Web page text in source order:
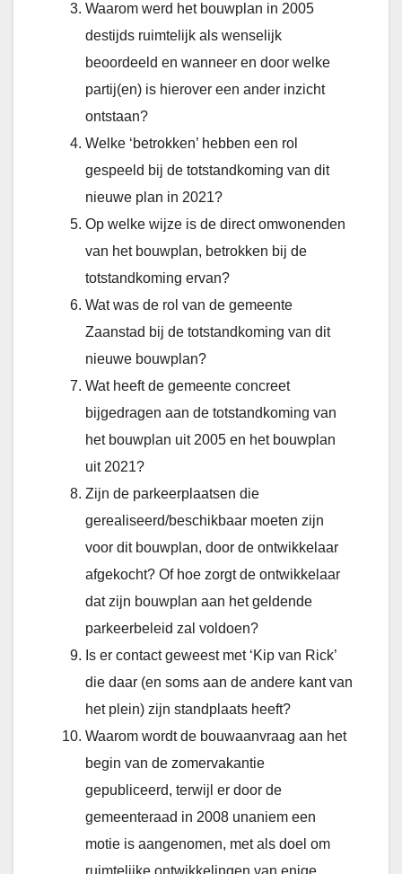
Waarom werd het bouwplan in 2005
destijds ruimtelijk als wenselijk
beoordeeld en wanneer en door welke
partij(en) is hierover een ander inzicht
ontstaan?
Welke ‘betrokken’ hebben een rol
gespeeld bij de totstandkoming van dit
nieuwe plan in 2021?
Op welke wijze is de direct omwonenden
van het bouwplan, betrokken bij de
totstandkoming ervan?
Wat was de rol van de gemeente
Zaanstad bij de totstandkoming van dit
nieuwe bouwplan?
Wat heeft de gemeente concreet
bijgedragen aan de totstandkoming van
het bouwplan uit 2005 en het bouwplan
uit 2021?
Zijn de parkeerplaatsen die
gerealiseerd/beschikbaar moeten zijn
voor dit bouwplan, door de ontwikkelaar
afgekocht? Of hoe zorgt de ontwikkelaar
dat zijn bouwplan aan het geldende
parkeerbeleid zal voldoen?
Is er contact geweest met ‘Kip van Rick’
die daar (en soms aan de andere kant van
het plein) zijn standplaats heeft?
Waarom wordt de bouwaanvraag aan het
begin van de zomervakantie
gepubliceerd, terwijl er door de
gemeenteraad in 2008 unaniem een
motie is aangenomen, met als doel om